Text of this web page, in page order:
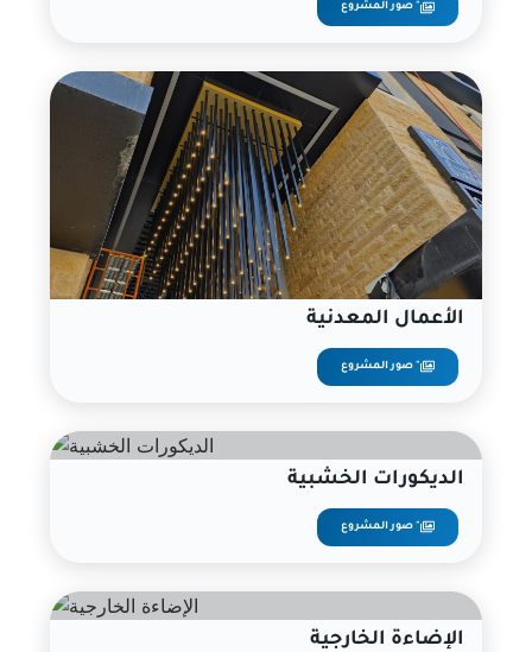
صور المشروع "
الأعمال المعدنية
صور المشروع "
الديكورات الخشبية
صور المشروع "
الإضاءة الخارجية